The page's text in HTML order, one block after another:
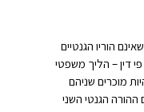
הוריו הגנטיים
דין – הליך משפטי
מוכרים שניהם
הגנטי השני